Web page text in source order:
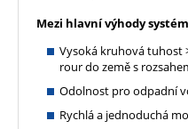
Mezi hlavní výhody
Vysoká kruhová tuhost
rour do země s
Odolnost pro odpadní
Rychlá a jednoduchá